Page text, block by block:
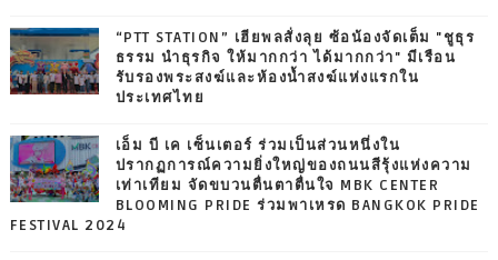
“PTT STATION” เฮียพลสั่งลุย ซ้อน้องจัดเต็ม "ชูธุร
ธรรม นำธุรกิจ ให้มากกว่า ได้มากกว่า" มีเรือน
รับรองพระสงฆ์และห้องน้ำสงฆ์แห่งแรกใน
ประเทศไทย
เอ็ม บี เค เซ็นเตอร์ ร่วมเป็นส่วนหนึ่งใน
ปรากฏการณ์ความยิ่งใหญ่ของถนนสีรุ้งแห่งความ
เท่าเทียม จัดขบวนตื่นตาตื่นใจ MBK CENTER
BLOOMING PRIDE ร่วมพาเหรด BANGKOK PRIDE
FESTIVAL 2024